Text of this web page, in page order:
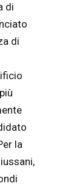
di
di
la